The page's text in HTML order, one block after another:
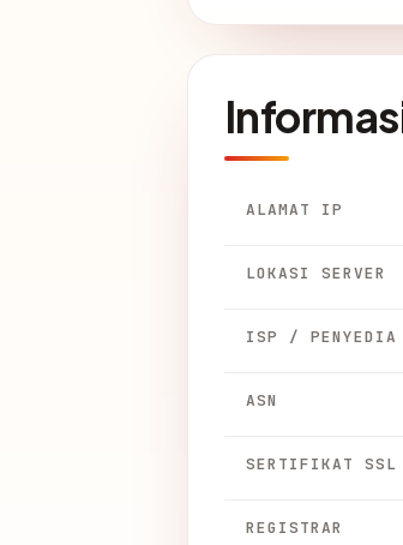
ALAMAT IP
LOKASI SERVER
ISP / PENYEDIA
ASN
SERTIFIKAT SSL
REGISTRAR